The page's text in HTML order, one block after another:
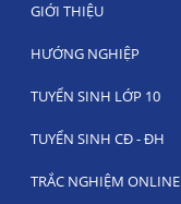
GIỚI THIỆU
HƯỚNG NGHIỆP
TUYỂN SINH LỚP 10
TUYỂN SINH CĐ - ĐH
TRẮC NGHIỆM ONLINE